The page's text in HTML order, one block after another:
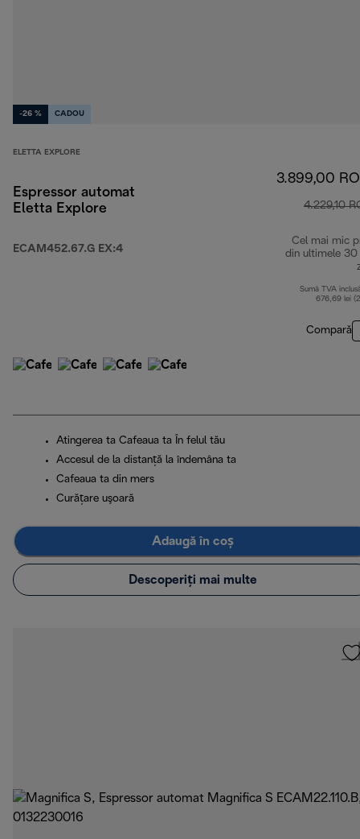
-26 % CADOU
ELETTA EXPLORE
Espressor automat
Eletta Explore
ECAM452.67.G EX:4
3.899,00
4.229,10
Cel mai mic
din ultimele 30
Sumă TVA
676,69 lei
Compară
Atingerea ta Cafeaua ta În felul tău
Accesul de la distanță la îndemâna ta
Cafeaua ta din mers
Curăţare uşoară
Adaugă în coș
Descoperiți mai multe